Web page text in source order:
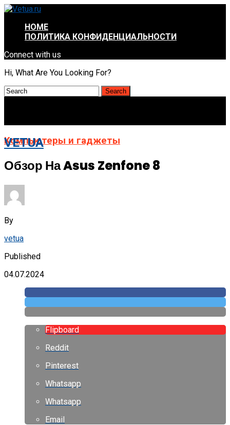
HOME
ПОЛИТИКА КОНФИДЕНЦИАЛЬНОСТИ
Connect with us
Hi, What Are You Looking For?
VETUA
Компьютеры и гаджеты
Обзор На Asus Zenfone 8
By
vetua
Published
04.07.2024
Flipboard
Reddit
Pinterest
Whatsapp
Whatsapp
Email